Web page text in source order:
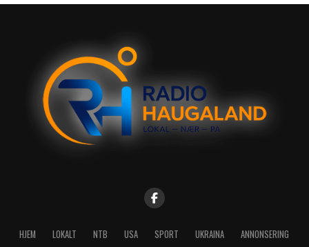
HJEM LOKALT NTB USA SPORT UKRAINA
ANNONSERING